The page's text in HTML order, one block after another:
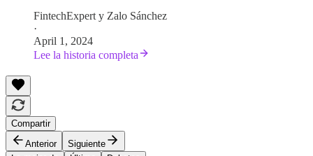
FintechExpert y Zalo Sánchez
·
April 1, 2024
Lee la historia completa
Compartir
Anterior
Siguiente